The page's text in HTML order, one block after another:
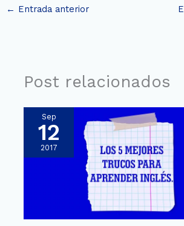
← Entrada anterior
Post relacionados
Sep
12
2017